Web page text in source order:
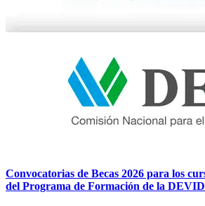
Convocatorias de Becas 2026 para los
del Programa de Formación de la